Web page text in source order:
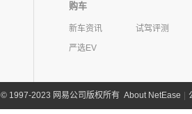
购车
新车资讯
试驾评测
严选EV
©1997-2023 网易公司版权所有 About NetEase